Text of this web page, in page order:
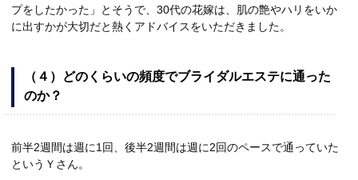
プをしたかった」とそうで、30代の花嫁は、肌の艶やハリをいか
に出すかが大切だと熱くアドバイスをいただきました。
（４）どのくらいの頻度でブライダルエステに通った
のか？
前半2週間は週に1回、後半2週間は週に2回のペースで通っていた
というＹさん。